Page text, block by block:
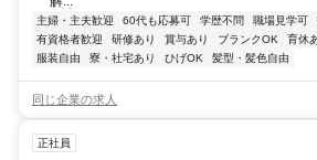
主婦・主夫歓迎 60代も応募可 学歴不問 職場見学可
有資格者歓迎
研修あり 賞与あり ブランクOK 育休
服装自由
寮・社宅あり ひげOK 髪型・髪色自由
同じ企業の求人
正社員